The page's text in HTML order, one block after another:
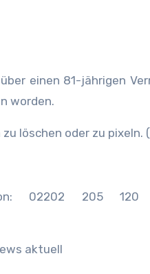
einen 81-jährigen
worden.
löschen oder zu pixeln.
02202 205 120
aktuell